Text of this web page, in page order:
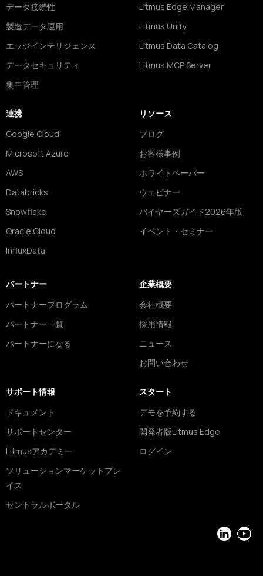
データ接続性
製造データ運用
エッジインテリジェンス
データセキュリティ
集中管理
Litmus Edge Manager
Litmus Unify
Litmus Data Catalog
Litmus MCP Server
連携
Google Cloud
Microsoft Azure
AWS
Databricks
Snowflake
Oracle Cloud
InfluxData
リソース
ブログ
お客様事例
ホワイトペーパー
ウェビナー
バイヤーズガイド2026年版
イベント・セミナー
パートナー
パートナープログラム
パートナー一覧
パートナーになる
企業概要
会社概要
採用情報
ニュース
お問い合わせ
サポート情報
ドキュメント
サポートセンター
Litmusアカデミー
ソリューションマーケットプレ
イス
セントラルポータル
スタート
デモを予約する
開発者版Litmus Edge
ログイン
LinkedIn